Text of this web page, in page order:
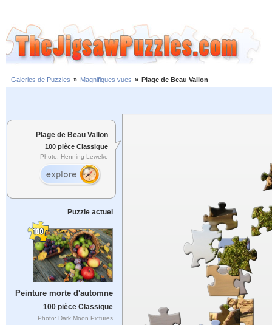
Galeries de Puzzles » Magnifiques vues » Plage de Beau Vallon
Plage de Beau Vallon
100 pièce Classique
Photo: Henning Leweke
Puzzle actuel
Peinture morte d'automne
100 pièce Classique
Photo: Dark Moon Pictures